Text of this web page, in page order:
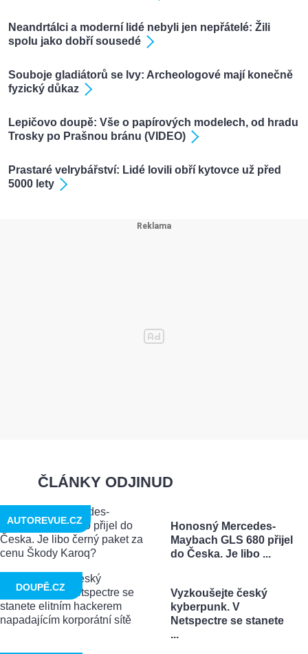
Neandrtálci a moderní lidé nebyli jen nepřátelé: Žili
spolu jako dobří sousedé
Souboje gladiátorů se lvy: Archeologové mají konečně
fyzický důkaz
Lepičovo doupě: Vše o papírových modelech, od hradu
Trosky po Prašnou bránu (VIDEO)
Prastaré velrybářství: Lidé lovili obří kytovce už před
5000 lety
ČLÁNKY ODJINUD
Honosný Mercedes-
Maybach GLS 680 přijel
do Česka. Je libo ...
AUTOREVUE.CZ
Vyzkoušejte český
kyberpunk. V
Netspectre se stanete
...
DOUPĚ.CZ